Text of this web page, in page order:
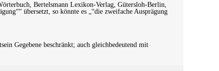
Bertelsmann Lexikon-Verlag, Gütersloh-Berlin,
übersetzt, so könnte es „“die zweifache Ausprägung
Gegebene beschränkt; auch gleichbedeutend mit